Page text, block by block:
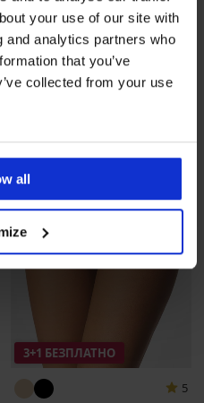
your use of our site with
and analytics partners who
that you’ve
collected from your use
all
Стягащи памучни бикини
Kira Laser Cut с висока тал...
16,99 €(33,23 лв.)
промоция 3+1 БЕЗПЛАТНО
3+1 БЕЗПЛАТНО
5